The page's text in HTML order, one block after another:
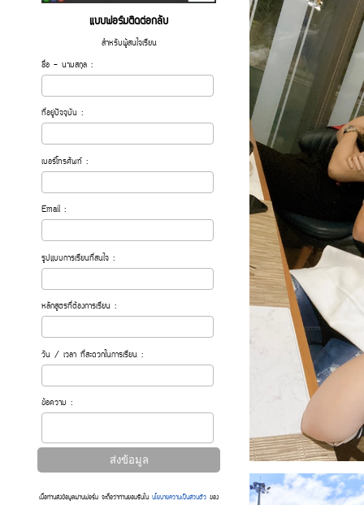
แบบฟอร์มติดต่อกลับ
สำหรับผู้สนใจเรียน
ชื่อ - นามสกุล :
ที่อยู่ปัจจุบัน :
เบอร์โทรศัพท์ :
Email :
รูปแบบการเรียนที่สนใจ :
หลักสูตรที่ต้องการเรียน :
วัน / เวลา ที่สะดวกในการเรียน :
ข้อความ :
เมื่อท่านส่งข้อมูลผ่านฟอร์ม จะถือว่าท่านยอมรับในนโยบายความเป็นส่วนตัวของ